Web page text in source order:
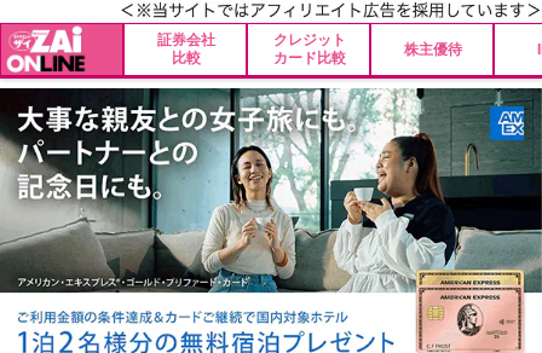
証券会社
比較
クレジット
カード比較
株主優待